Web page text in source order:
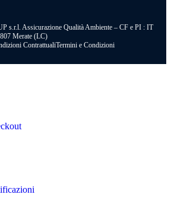
s.r.l. Assicurazione Qualità Ambiente – CF e PI : IT
Merate (LC)
ContrattualiTermini e Condizioni